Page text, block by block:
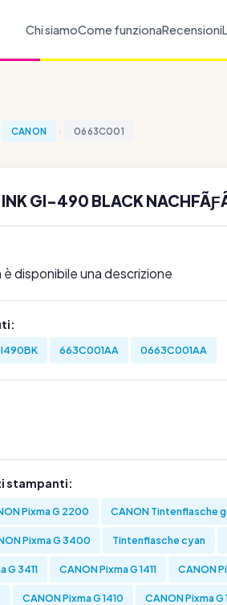
Chi siamoCome funzionaRecensioni
CANON 0663C001
GI-490 BLACK
disponibile una descrizione
663C001AA 0663C001AA
stampanti:
Pixma G 2200 CANON Tintenflasche
Pixma G 3400 Tintenflasche cyan
G 3411 CANON Pixma G 1411 CANON
CANON Pixma G 1410 CANON Pixma G